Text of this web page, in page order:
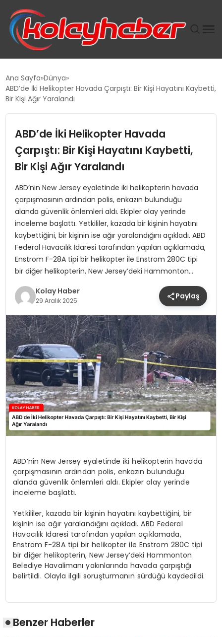
SUWEN’IN İSTIHDAM MODELI EKONOMIDE KADIN
TANYER YAPI ZEMIN MÜHENDISLIĞINDE HEDEF
BÜYÜTTÜ
TOROSLAR’DA PAZAR GERGİNLİĞİ!
Ana Sayfa Dünya
ABD’de İki Helikopter Havada Çarpıştı: Bir Kişi Hayatını Kaybetti,
Bir Kişi Ağır Yaralandı
ABD’de İki Helikopter Havada
Çarpıştı: Bir Kişi Hayatını Kaybetti,
Bir Kişi Ağır Yaralandı
ABD’nin New Jersey eyaletinde iki helikopterin havada
çarpışmasının ardından polis, enkazın bulunduğu
alanda güvenlik önlemleri aldı. Ekipler olay yerinde
inceleme başlattı. Yetkililer, kazada bir kişinin hayatını
kaybettiğini, bir kişinin ise ağır yaralandığını açıkladı. ABD
Federal Havacılık İdaresi tarafından yapılan açıklamada,
Enstrom F-28A tipi bir helikopter ile Enstrom 280C tipi
bir diğer helikopterin, New Jersey’deki Hammonton…
Kolay Haber
29 Aralık 2025 Paylaş
ABD’nin New Jersey eyaletinde iki helikopterin havada
çarpışmasının ardından polis, enkazın bulunduğu
alanda güvenlik önlemleri aldı. Ekipler olay yerinde
inceleme başlattı.
Yetkililer, kazada bir kişinin hayatını kaybettiğini, bir
kişinin ise ağır yaralandığını açıkladı. ABD Federal
Havacılık İdaresi tarafından yapılan açıklamada,
Enstrom F-28A tipi bir helikopter ile Enstrom 280C tipi
bir diğer helikopterin, New Jersey’deki Hammonton
Belediye Havalimanı yakınlarında havada çarpıştığı
belirtildi. Olayla ilgili soruşturmanın sürdüğü kaydedildi.
Benzer Haberler